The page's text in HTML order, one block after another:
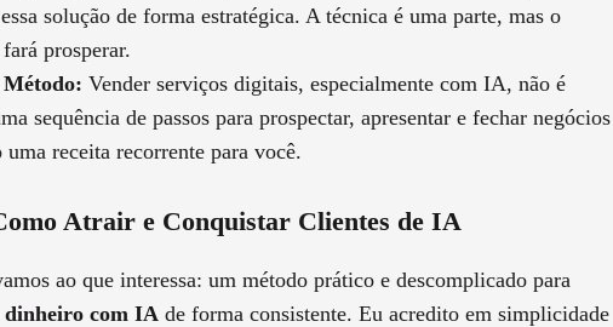
solução de forma estratégica. A técnica é uma parte, mas o
prosperar.
Vender serviços digitais, especialmente com IA, não é
sequência de passos para prospectar, apresentar e fechar negócios
receita recorrente para você.
Atrair e Conquistar Clientes de IA
ao que interessa: um método prático e descomplicado para
dinheiro com IA de forma consistente. Eu acredito em simplicidade